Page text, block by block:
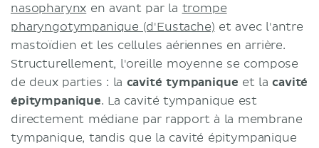
nasopharynx en avant par la trompe
pharyngotympanique (d'Eustache) et avec l'antre
mastoïdien et les cellules aériennes en arrière.
Structurellement, l'oreille moyenne se compose
de deux parties : la cavité tympanique et lacavité
épitympanique. La cavité tympanique est
directement médiane par rapport à la membrane
tympanique, tandis que la cavité épitympanique